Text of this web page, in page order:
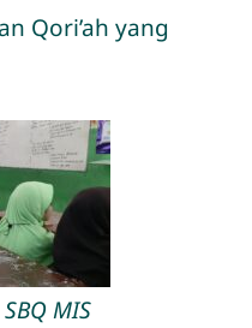
Qori’ah yang
MIS